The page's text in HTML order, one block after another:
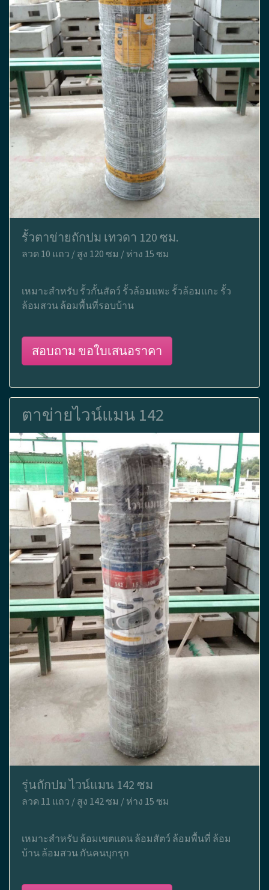
รั้วตาข่ายถักปม เทวดา 120 ซม.
ลวด 10 แถว / สูง 120 ซม / ห่าง 15 ซม
เหมาะสำหรับ รั้วกั้นสัตว์ รั้วล้อมแพะ รั้วล้อมแกะ รั้ว
ล้อมสวน ล้อมพื้นที่รอบบ้าน
สอบถาม ขอใบเสนอราคา
ตาข่ายไวน์แมน 142
รุ่นถักปม ไวน์แมน 142 ซม
ลวด 11 แถว / สูง 142 ซม / ห่าง 15 ซม
เหมาะสำหรับ ล้อมเขตแดน ล้อมสัตว์ ล้อมพื้นที่ ล้อม
บ้าน ล้อมสวน กันคนบุกรุก